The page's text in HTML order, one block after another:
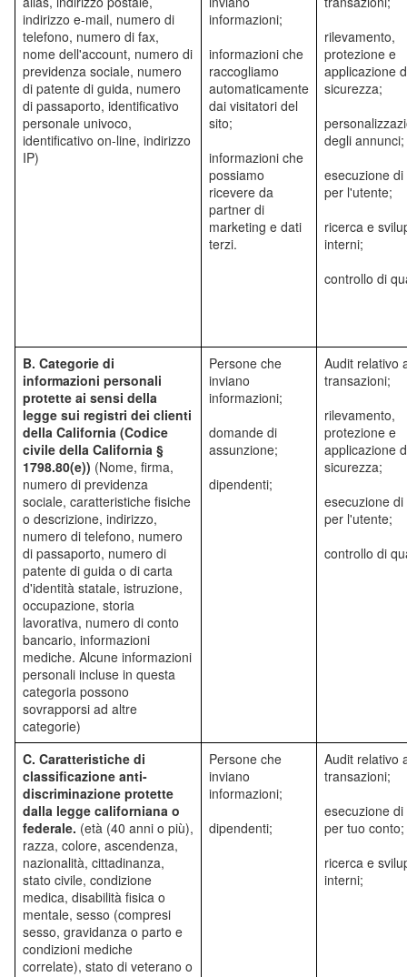
indirizzo e-mail, numero di
telefono, numero di fax,
nome dell'account, numero di
previdenza sociale, numero
di patente di guida, numero
di passaporto, identificativo
personale univoco,
identificativo on-line, indirizzo
IP)
informazioni;
informazioni che
raccogliamo
automaticamente
dai visitatori del
sito;
informazioni che
possiamo
ricevere da
partner di
marketing e dati
terzi.
rilevamento,
protezione e
applicazione
sicurezza;
degli annunci;
esecuzione di
per l'utente;
ricerca e
interni;
controllo di
B. Categorie di
informazioni personali
protette ai sensi della
legge sui registri dei clienti
della California (Codice
civile della California §
1798.80(e)) (Nome, firma,
numero di previdenza
sociale, caratteristiche fisiche
o descrizione, indirizzo,
numero di telefono, numero
di passaporto, numero di
patente di guida o di carta
d'identità statale, istruzione,
occupazione, storia
lavorativa, numero di conto
bancario, informazioni
mediche. Alcune informazioni
personali incluse in questa
categoria possono
sovrapporsi ad altre
categorie)
Persone che
inviano
informazioni;
domande di
assunzione;
dipendenti;
Audit relativo
transazioni;
rilevamento,
protezione e
applicazione
sicurezza;
esecuzione di
per l'utente;
controllo di
C. Caratteristiche di
classificazione anti-
discriminazione protette
dalla legge californiana o
federale. (età (40 anni o più),
razza, colore, ascendenza,
nazionalità, cittadinanza,
stato civile, condizione
medica, disabilità fisica o
mentale, sesso (compresi
sesso, gravidanza o parto e
condizioni mediche
correlate), stato di veterano o
Persone che
inviano
informazioni;
dipendenti;
Audit relativo
transazioni;
esecuzione di
per tuo conto;
ricerca e
interni;